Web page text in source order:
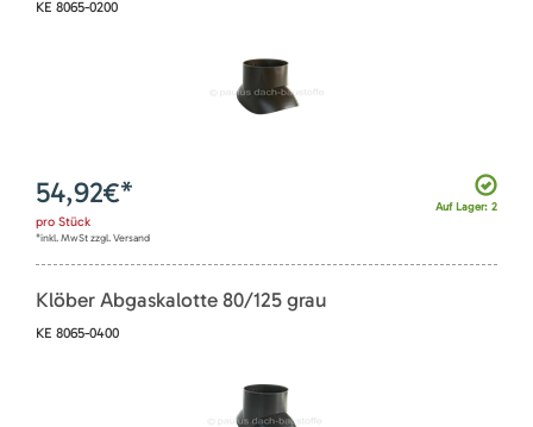
KE 8065-0200
Auf Lager: 2
54,92€*
pro Stück
*inkl. MwSt zzgl. Versand
Klöber Abgaskalotte 80/125 grau
KE 8065-0400